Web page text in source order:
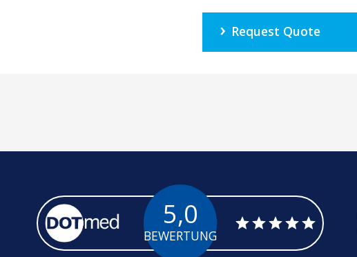
Request Quote
5,0
BEWERTUNG